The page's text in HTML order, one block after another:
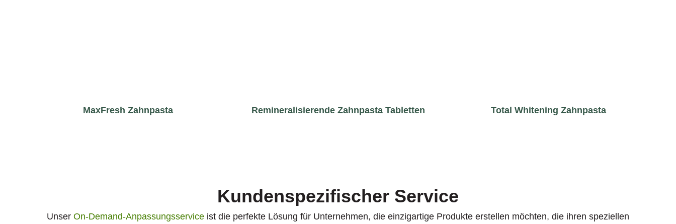
MaxFresh Zahnpasta Remineralisierende Zahnpasta Tabletten Total Whitening Zahnpasta
Kundenspezifischer Service
Unser On-Demand-Anpassungsservice ist die perfekte Lösung für Unternehmen, die einzigartige Produkte erstellen möchten, die ihren speziellen